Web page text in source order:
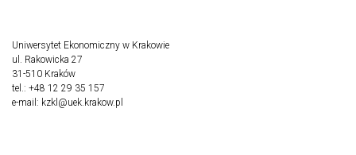
Uniwersytet Ekonomiczny w Krakowie
ul. Rakowicka 27
31-510 Kraków
tel.: +48 12 29 35 157
e-mail: kzkl@uek.krakow.pl